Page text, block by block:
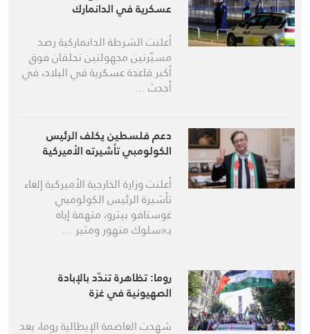
عسكرية في الدانمارك
أعلنت الشرطة الدانماركية رصد
مسيّرتين مجهولتين تحلقان فوق
أكبر قاعدة عسكرية في البلاد، في
أحدث …
دعم فلسطين يكلف الرئيس
الكولومبي تأشيرته الأميركية
أعلنت وزارة الخارجية الأميركية إلغاء
تأشيرة الرئيس الكولومبي
غوستافو بيترو، متهمة إياه
بـ«سلوك متهور ومثير …
روما: تظاهرة تندّد بالإبادة
الصهيونية في غزة
شهدت العاصمة الإيطالية روما، بعد